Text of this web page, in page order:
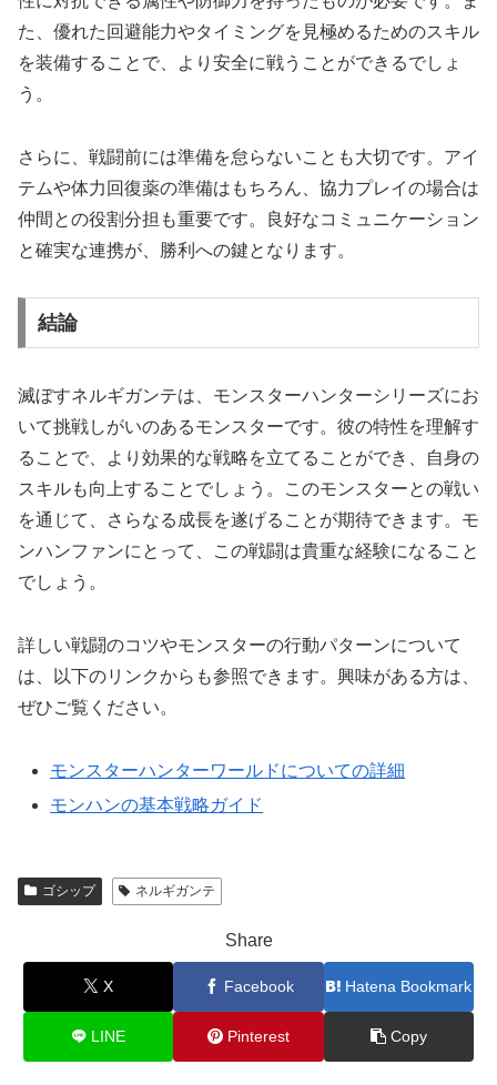
た、優れた回避能力やタイミングを見極めるためのスキル
を装備することで、より安全に戦うことができるでしょ
う。
さらに、戦闘前には準備を怠らないことも大切です。アイ
テムや体力回復薬の準備はもちろん、協力プレイの場合は
仲間との役割分担も重要です。良好なコミュニケーション
と確実な連携が、勝利への鍵となります。
結論
滅ぼすネルギガンテは、モンスターハンターシリーズにお
いて挑戦しがいのあるモンスターです。彼の特性を理解す
ることで、より効果的な戦略を立てることができ、自身の
スキルも向上することでしょう。このモンスターとの戦い
を通じて、さらなる成長を遂げることが期待できます。モ
ンハンファンにとって、この戦闘は貴重な経験になること
でしょう。
詳しい戦闘のコツやモンスターの行動パターンについて
は、以下のリンクからも参照できます。興味がある方は、
ぜひご覧ください。
モンスターハンターワールドについての詳細
モンハンの基本戦略ガイド
ゴシップ ネルギガンテ
Share
X Facebook Hatena Bookmark
LINE Pinterest Copy